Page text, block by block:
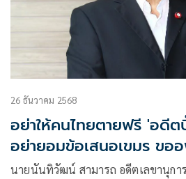
26 ธันวาคม 2568
อย่าให้คนไทยตายฟรี 'อดี
อย่ายอมข้อเสนอเขมร ข
ถิ่นฐานที่เคยอยู่
นายนันทิวัฒน์ สามารถ อดีตเลขานุกา